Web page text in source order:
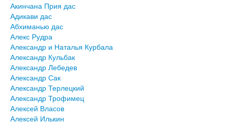
Акинчана Прия дас
Адикави дас
Абхиманью дас
Алекс Рудра
Александр и Наталья Курбала
Александр Кульбак
Александр Лебедев
Александр Сак
Александр Терлецкий
Александр Трофимец
Алексей Власов
Алексей Илькин